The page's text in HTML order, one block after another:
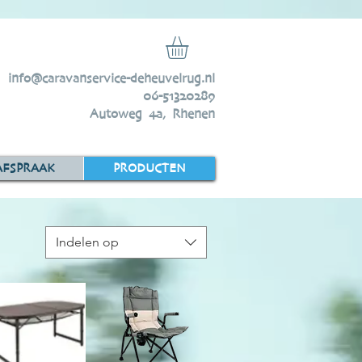
info@caravanservice-deheuvelrug.nl
06-51320289
Autoweg 4a, Rhenen
PRODUCTEN
Indelen op